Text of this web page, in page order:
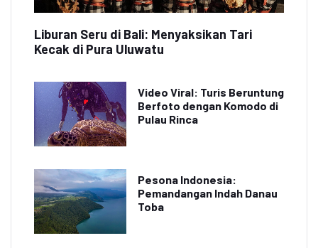
Liburan Seru di Bali: Menyaksikan Tari
Kecak di Pura Uluwatu
Video Viral: Turis Beruntung
Berfoto dengan Komodo di
Pulau Rinca
Pesona Indonesia:
Pemandangan Indah Danau
Toba